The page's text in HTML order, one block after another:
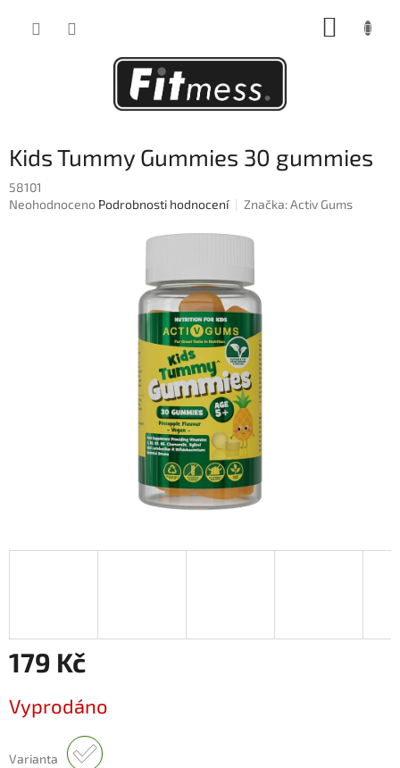
Kids Tummy Gummies 30 gummies
58101
Průměrné
Neohodnoceno Podrobnosti hodnocení Značka:Activ Gums
179 Kč
cena:
Vyprodáno
Varianta